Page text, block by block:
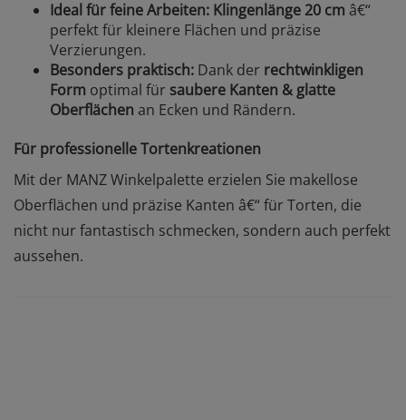
Ideal für feine Arbeiten: Klingenlänge 20 cm â€“
perfekt für kleinere Flächen und präzise
Verzierungen.
Besonders praktisch: Dank der rechtwinkligen
Form optimal für saubere Kanten & glatte
Oberflächen an Ecken und Rändern.
Für professionelle Tortenkreationen
Mit der MANZ Winkelpalette erzielen Sie makellose
Oberflächen und präzise Kanten â€“ für Torten, die
nicht nur fantastisch schmecken, sondern auch perfekt
aussehen.